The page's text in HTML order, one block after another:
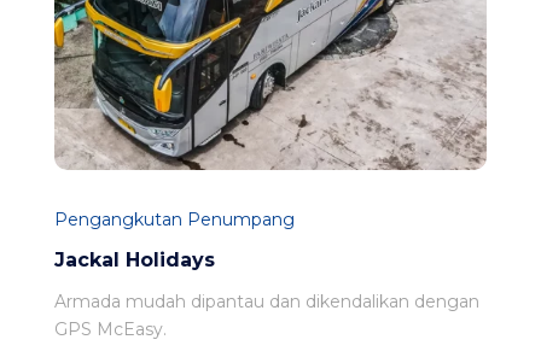
Jackal Holidays
Pengangkutan Penumpang
Armada mudah dipantau dan dikendalikan dengan
GPS McEasy.